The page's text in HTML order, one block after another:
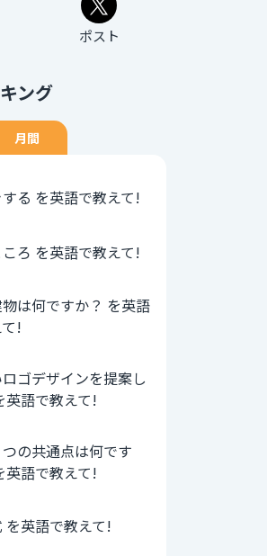
ポスト
ング
月間
る を英語で教えて!
ろ を英語で教えて!
物は何ですか？ を英語
!
ゴデザインを提案し
英語で教えて!
つの共通点は何です
英語で教えて!
を英語で教えて!